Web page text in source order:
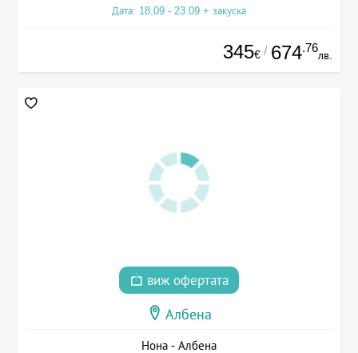
Дата: 18.09 - 23.09 + закуска
345€ / 674.76
лв.
виж офертата
Албена
Нона - Албена